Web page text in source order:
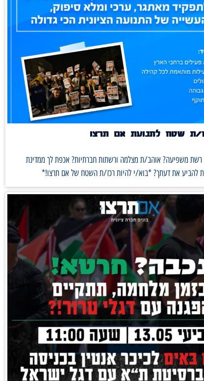
ת שטח לתנועת אם תרצו
רשת משפיעה? אוהב/ת מצלמה ורשתות חברתיות? אכפת לך ממדינת
להביע את דעתך? *בוא/י להיות רכז/ת השטח של אם תרצו!*